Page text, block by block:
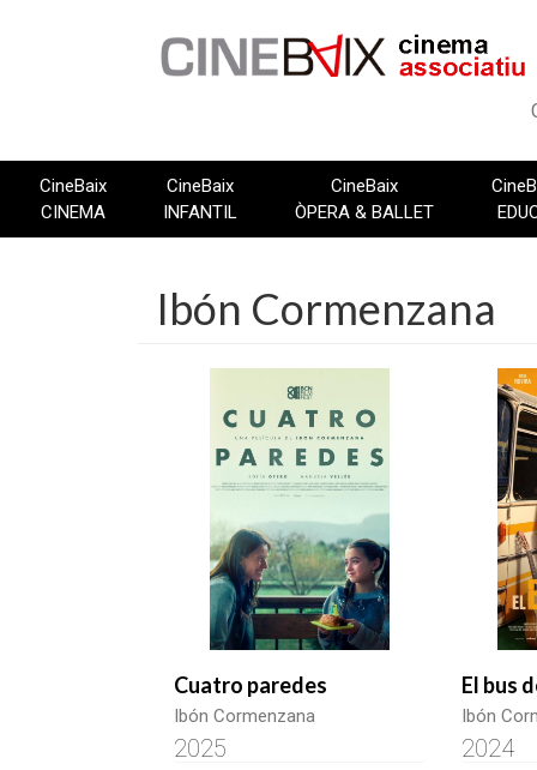
CineBaix
CINEMA
CineBaix
INFANTIL
CineBaix
ÒPERA & BALLET
Ibón Cormenzana
Cuatro paredes
Ibón Cormenzana
2025
El bus
Ibón
2024